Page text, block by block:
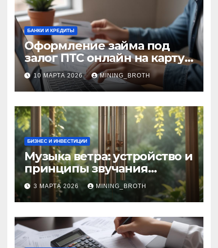
БАНКИ И КРЕДИТЫ
Оформление займа под
залог ПТС онлайн на карту
без визита в офис: порядок,
требования и документы
10 МАРТА 2026 MINING_BROTH
БИЗНЕС И ИНВЕСТИЦИИ
Музыка ветра: устройство и
принципы звучания
колокольчиков
3 МАРТА 2026 MINING_BROTH